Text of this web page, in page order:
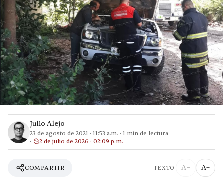
Julio Alejo
23 de agosto de 2021 · 11:53 a.m. · 1 min de lectura
2 de julio de 2026 · 02:09 p.m.
COMPARTIR TEXTO A− A+